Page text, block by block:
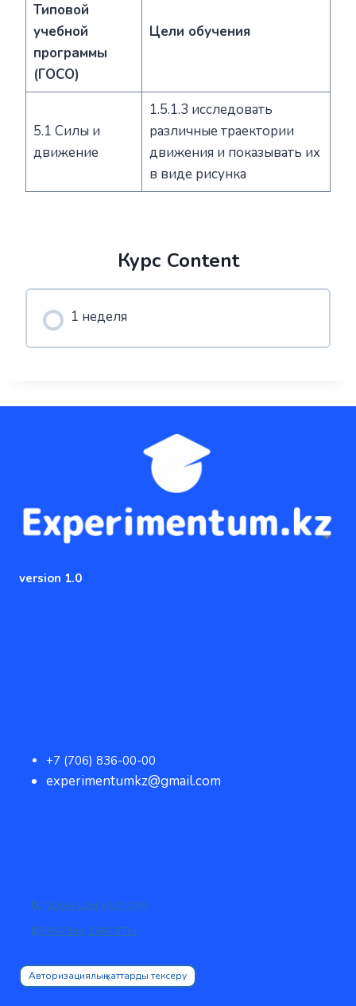
Типовой
учебной
программы
(ГОСО)
Цели обучения
5.1 Силы и
движение
1.5.1.3 исследовать
различные траектории
движения и показывать их
в виде рисунка
Курс Content
1 неделя
version 1.0
+7 (706) 836-00-00
experimentumkz@gmail.com
Қолданушы келісімі
Құпиялық саясаты
Авторизациялық хаттарды тексеру